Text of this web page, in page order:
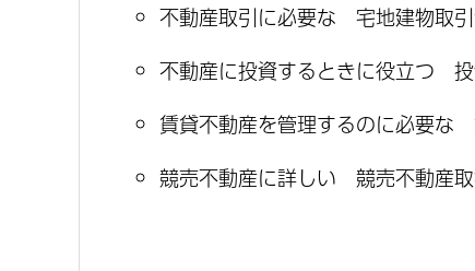
不動産取引に必要な 宅地建物取
不動産に投資するときに役立つ
賃貸不動産を管理するのに必要な
競売不動産に詳しい 競売不動産